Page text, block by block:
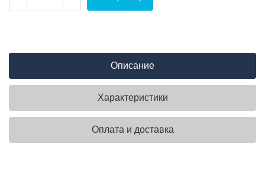
Описание
Характеристики
Оплата и доставка